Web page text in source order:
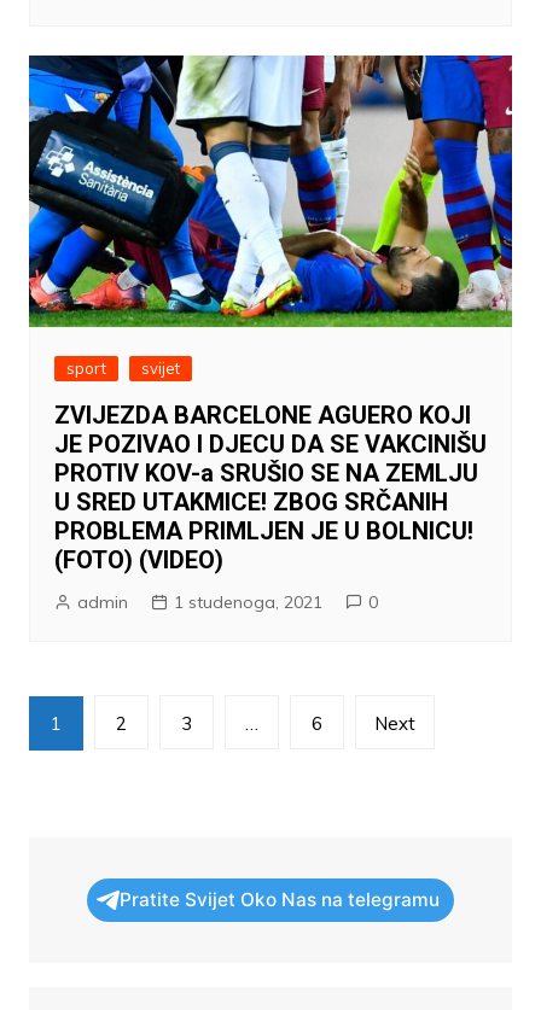
sport svijet
ZVIJEZDA BARCELONE AGUERO KOJI
JE POZIVAO I DJECU DA SE VAKCINIŠU
PROTIV KOV-a SRUŠIO SE NA ZEMLJU
U SRED UTAKMICE! ZBOG SRČANIH
PROBLEMA PRIMLJEN JE U BOLNICU!
(FOTO) (VIDEO)
admin 1 studenoga, 2021 0
Brojevi
stranica
1 2 3 … 6 Next
Pratite Svijet Oko Nas na telegramu